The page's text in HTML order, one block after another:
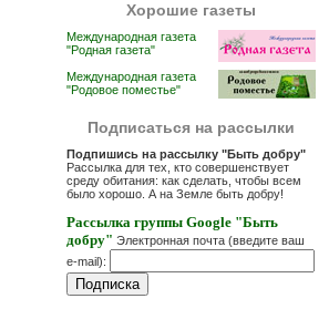
Хорошие газеты
Международная газета
"Родная газета"
Международная газета
"Родовое поместье"
Подписаться на рассылки
Подпишись на рассылку "Быть добру"
Рассылка для тех, кто совершенствует
среду обитания: как сделать, чтобы всем
было хорошо. А на Земле быть добру!
Рассылка группы Google "Быть
добру" Электронная почта (введите ваш
e-mail):